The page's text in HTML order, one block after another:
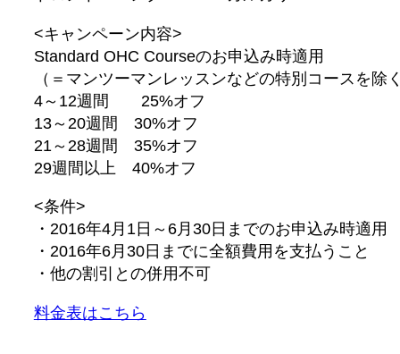
<キャンペーン内容>
Standard OHC Courseのお申込み時適用
（＝マンツーマンレッスンなどの特別コースを除
4～12週間 25%オフ
13～20週間 30%オフ
21～28週間 35%オフ
29週間以上 40%オフ
<条件>
・2016年4月1日～6月30日までのお申込み時適用
・2016年6月30日までに全額費用を支払うこと
・他の割引との併用不可
料金表はこちら